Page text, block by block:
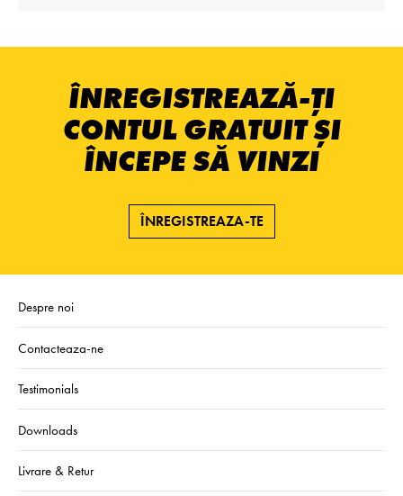
ÎNREGISTREAZĂ-ȚI
CONTUL GRATUIT ȘI
ÎNCEPE SĂ VINZI
ÎNREGISTREAZA-TE
Despre noi
Contacteaza-ne
Testimonials
Downloads
Livrare & Retur